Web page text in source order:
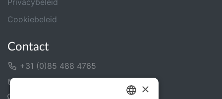
Privacybeleid
Cookiebeleid
Contact
+31 (0)85 488 4765
×